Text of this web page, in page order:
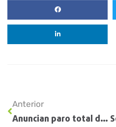
Anterior
Anuncian paro total de marítimos y portuarios para el jueves próximo